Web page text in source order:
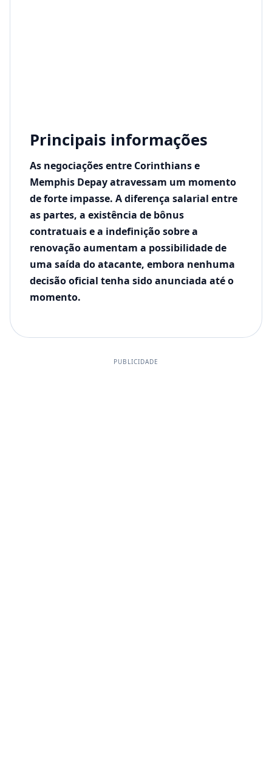
Principais informações
As negociações entre Corinthians e
Memphis Depay atravessam um momento
de forte impasse. A diferença salarial entre
as partes, a existência de bônus
contratuais e a indefinição sobre a
renovação aumentam a possibilidade de
uma saída do atacante, embora nenhuma
decisão oficial tenha sido anunciada até o
momento.
PUBLICIDADE